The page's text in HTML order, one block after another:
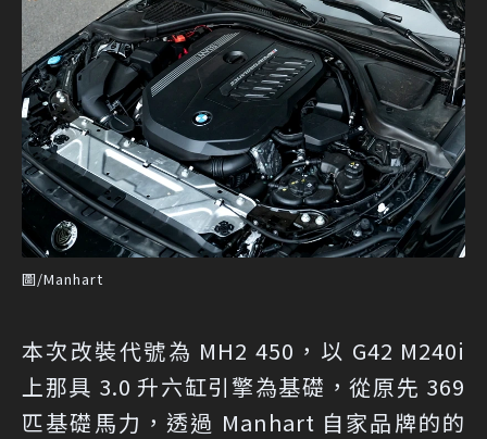
圖/Manhart
本次改裝代號為 MH2 450，以 G42 M240i
上那具 3.0 升六缸引擎為基礎，從原先 369
匹基礎馬力，透過 Manhart 自家品牌的的